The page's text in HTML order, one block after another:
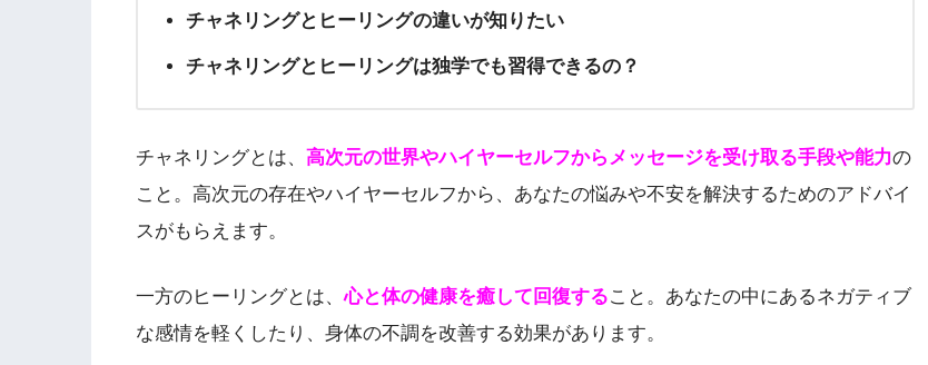
チャネリングとヒーリングの違いが知りたい
チャネリングとヒーリングは独学でも習得できるの？
チャネリングとは、 高次元の世界やハイヤーセルフからメッセージを受け取る手段や能力の
こと。高次元の存在やハイヤーセルフから、あなたの悩みや不安を解決するためのアドバイ
スがもらえます。
一方のヒーリングとは、心と体の健康を癒して回復すること。あなたの中にあるネガティブ
な感情を軽くしたり、身体の不調を改善する効果があります。